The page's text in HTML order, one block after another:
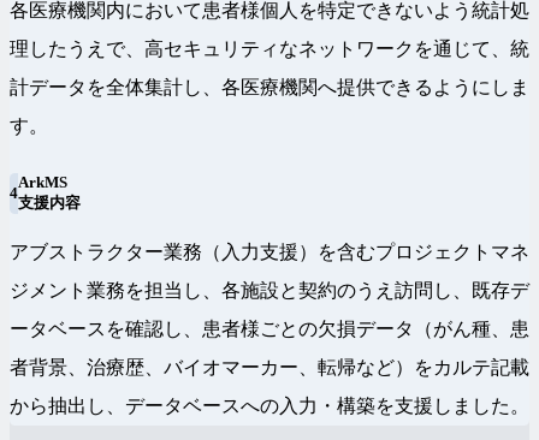
各医療機関内において患者様個人を特定できないよう統計処
理したうえで、高セキュリティなネットワークを通じて、統
計データを全体集計し、各医療機関へ提供できるようにしま
す。
4
ArkMS
支援内容
アブストラクター業務（入力支援）を含むプロジェクトマネ
ジメント業務を担当し、各施設と契約のうえ訪問し、既存デ
ータベースを確認し、患者様ごとの欠損データ（がん種、患
者背景、治療歴、バイオマーカー、転帰など）をカルテ記載
から抽出し、データベースへの入力・構築を支援しました。